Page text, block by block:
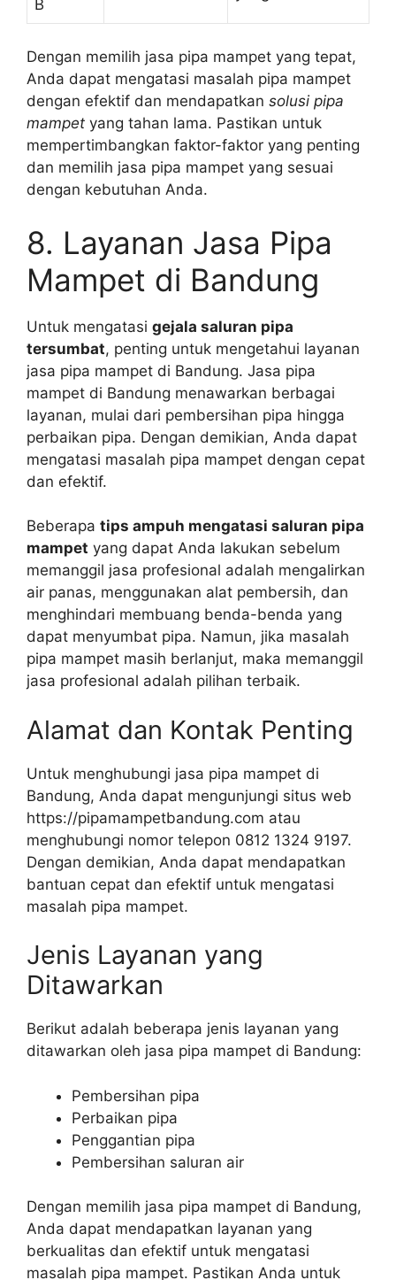
B
Dengan memilih jasa pipa mampet yang tepat,
Anda dapat mengatasi masalah pipa mampet
dengan efektif dan mendapatkan solusi pipa
mampet yang tahan lama. Pastikan untuk
mempertimbangkan faktor-faktor yang penting
dan memilih jasa pipa mampet yang sesuai
dengan kebutuhan Anda.
8. Layanan Jasa Pipa
Mampet di Bandung
Untuk mengatasi gejala saluran pipa
tersumbat, penting untuk mengetahui layanan
jasa pipa mampet di Bandung. Jasa pipa
mampet di Bandung menawarkan berbagai
layanan, mulai dari pembersihan pipa hingga
perbaikan pipa. Dengan demikian, Anda dapat
mengatasi masalah pipa mampet dengan cepat
dan efektif.
Beberapa tips ampuh mengatasi saluran pipa
mampet yang dapat Anda lakukan sebelum
memanggil jasa profesional adalah mengalirkan
air panas, menggunakan alat pembersih, dan
menghindari membuang benda-benda yang
dapat menyumbat pipa. Namun, jika masalah
pipa mampet masih berlanjut, maka memanggil
jasa profesional adalah pilihan terbaik.
Alamat dan Kontak Penting
Untuk menghubungi jasa pipa mampet di
Bandung, Anda dapat mengunjungi situs web
https://pipamampetbandung.com atau
menghubungi nomor telepon 0812 1324 9197.
Dengan demikian, Anda dapat mendapatkan
bantuan cepat dan efektif untuk mengatasi
masalah pipa mampet.
Jenis Layanan yang
Ditawarkan
Berikut adalah beberapa jenis layanan yang
ditawarkan oleh jasa pipa mampet di Bandung:
Pembersihan pipa
Perbaikan pipa
Penggantian pipa
Pembersihan saluran air
Dengan memilih jasa pipa mampet di Bandung,
Anda dapat mendapatkan layanan yang
berkualitas dan efektif untuk mengatasi
masalah pipa mampet. Pastikan Anda untuk